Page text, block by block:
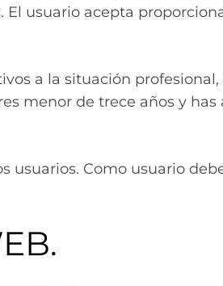
usuario acepta
a la situación
menor de trece años y
usuarios. Como usuario